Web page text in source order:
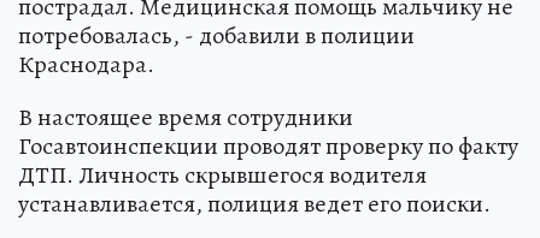
потребовалась, - добавили в полиции
Краснодара.
В настоящее время сотрудники
Госавтоинспекции проводят проверку по факту
ДТП. Личность скрывшегося водителя
устанавливается, полиция ведет его поиски.